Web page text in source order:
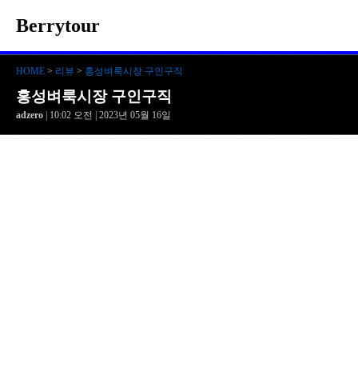
Berrytour
HOME > 리뷰 > 홍성벼룩시장 구인구직
홍성벼룩시장 구인구직
adzero | 10:02 오전 | 2023년 05월 16일